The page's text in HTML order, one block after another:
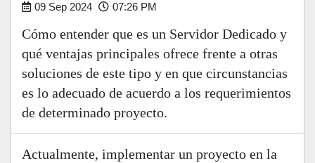
09 Sep 2024 07:26 PM
Cómo entender que es un Servidor Dedicado y
qué ventajas principales ofrece frente a otras
soluciones de este tipo y en que circunstancias
es lo adecuado de acuerdo a los requerimientos
de determinado proyecto.
Actualmente, implementar un proyecto en la